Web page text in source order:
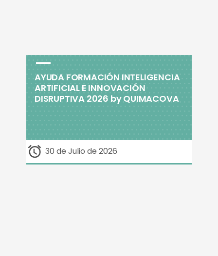
AYUDA FORMACIÓN INTELIGENCIA
ARTIFICIAL E INNOVACIÓN
DISRUPTIVA 2026 by QUIMACOVA
30 de Julio de 2026